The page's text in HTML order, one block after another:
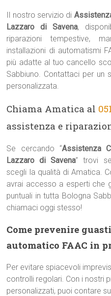
Il nostro servizio di
Lazzaro di Savena,
riparazioni tempestive,
installazioni di automatismi
più adatte al tuo cancello
Sabbiuno. Contattaci per un
personalizzata.
Chiama Amatica al
assistenza e
Se cercando “Assistenza
Lazzaro di Savena” trovi
scegli la qualità di Amatica.
avrai accesso a esperti che
puntuali in tutta Bologna
chiamaci oggi stesso!
Come prevenire
automatico FAAC in
Per evitare spiacevoli
controlli regolari. Con i nostri
personalizzati, puoi contare